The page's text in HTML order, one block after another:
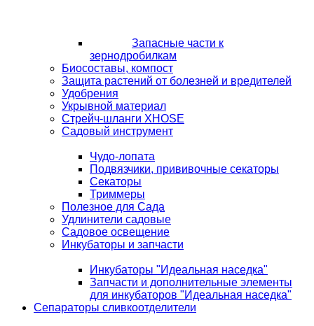
Запасные части к
зернодробилкам
Биосоставы, компост
Защита растений от болезней и вредителей
Удобрения
Укрывной материал
Стрейч-шланги XHOSE
Садовый инструмент
Чудо-лопата
Подвязчики, прививочные секаторы
Секаторы
Триммеры
Полезное для Сада
Удлинители садовые
Садовое освещение
Инкубаторы и запчасти
Инкубаторы "Идеальная наседка"
Запчасти и дополнительные элементы
для инкубаторов "Идеальная наседка"
Сепараторы сливкоотделители